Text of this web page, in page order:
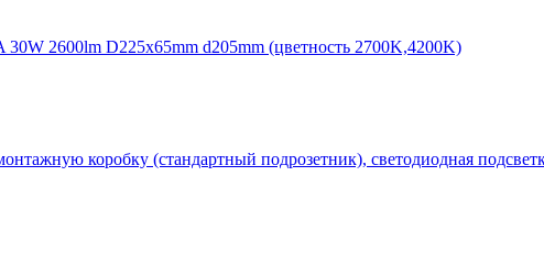
2600lm D225x65mm d205mm (цветность 2700K,4200K)
коробку (стандартный подрозетник), светодиодная